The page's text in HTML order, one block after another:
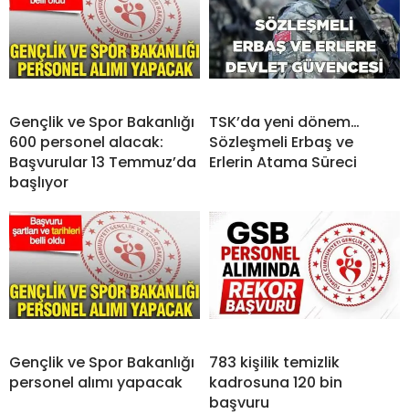
Gençlik ve Spor Bakanlığı
600 personel alacak:
Başvurular 13 Temmuz’da
başlıyor
TSK’da yeni dönem…
Sözleşmeli Erbaş ve
Erlerin Atama Süreci
Gençlik ve Spor Bakanlığı
personel alımı yapacak
783 kişilik temizlik
kadrosuna 120 bin
başvuru